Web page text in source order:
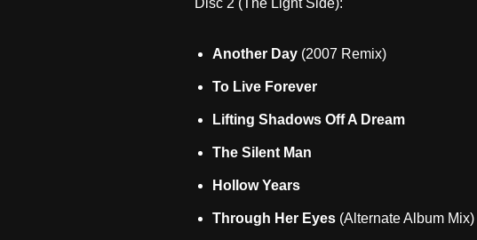
Disc 2 (The Light Side):
Another Day (2007 Remix)
To Live Forever
Lifting Shadows Off A Dream
The Silent Man
Hollow Years
Through Her Eyes (Alternate Album Mix)